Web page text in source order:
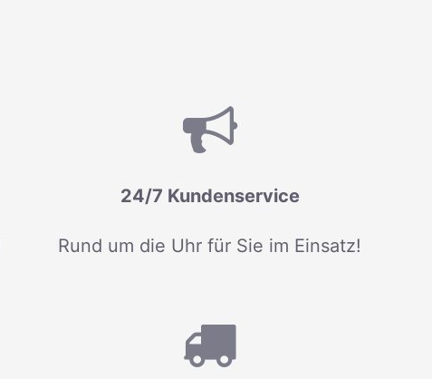
24/7 Kundenservice
Rund um die Uhr für Sie im Einsatz!